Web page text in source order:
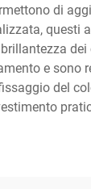
di
questi
dei
e sono
del